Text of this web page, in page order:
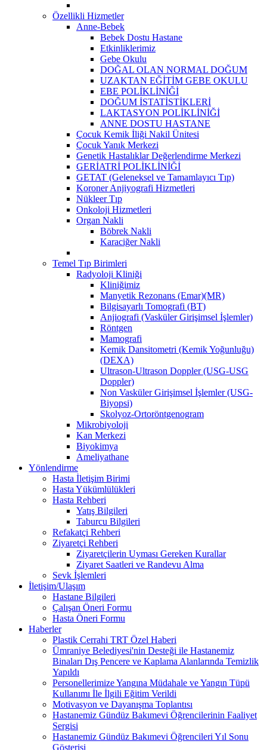
Özellikli Hizmetler
Anne-Bebek
Bebek Dostu Hastane
Etkinliklerimiz
Gebe Okulu
DOĞAL OLAN NORMAL DOĞUM
UZAKTAN EĞİTİM GEBE OKULU
EBE POLİKLİNİĞİ
DOĞUM İSTATİSTİKLERİ
LAKTASYON POLİKLİNİĞİ
ANNE DOSTU HASTANE
Çocuk Kemik İliği Nakil Ünitesi
Çocuk Yanık Merkezi
Genetik Hastalıklar Değerlendirme Merkezi
GERİATRİ POLİKLİNİĞİ
GETAT (Geleneksel ve Tamamlayıcı Tıp)
Koroner Anjiyografi Hizmetleri
Nükleer Tıp
Onkoloji Hizmetleri
Organ Nakli
Böbrek Nakli
Karaciğer Nakli
Temel Tıp Birimleri
Radyoloji Kliniği
Kliniğimiz
Manyetik Rezonans (Emar)(MR)
Bilgisayarlı Tomografi (BT)
Anjiografi (Vasküler Girişimsel İşlemler)
Röntgen
Mamografi
Kemik Dansitometri (Kemik Yoğunluğu)
(DEXA)
Ultrason-Ultrason Doppler (USG-USG
Doppler)
Non Vasküler Girişimsel İşlemler (USG-
Biyopsi)
Skolyoz-Ortoröntgenogram
Mikrobiyoloji
Kan Merkezi
Biyokimya
Ameliyathane
Yönlendirme
Hasta İletişim Birimi
Hasta Yükümlülükleri
Hasta Rehberi
Yatış Bilgileri
Taburcu Bilgileri
Refakatçi Rehberi
Ziyaretçi Rehberi
Ziyaretçilerin Uyması Gereken Kurallar
Ziyaret Saatleri ve Randevu Alma
Sevk İşlemleri
İletişim/Ulaşım
Hastane Bilgileri
Çalışan Öneri Formu
Hasta Öneri Formu
Haberler
Plastik Cerrahi TRT Özel Haberi
Ümraniye Belediyesi'nin Desteği ile Hastanemiz
Binaları Dış Pencere ve Kaplama Alanlarında Temizlik
Yapıldı
Personellerimize Yangına Müdahale ve Yangın Tüpü
Kullanımı İle İlgili Eğitim Verildi
Motivasyon ve Dayanışma Toplantısı
Hastanemiz Gündüz Bakımevi Öğrencilerinin Faaliyet
Sergisi
Hastanemiz Gündüz Bakımevi Öğrencileri Yıl Sonu
Gösterisi